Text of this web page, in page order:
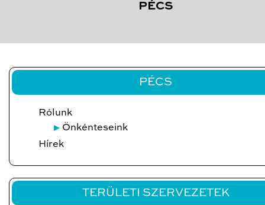
PÉCS
PÉCS
Rólunk
Önkénteseink
Hírek
TERÜLETI SZERVEZETEK